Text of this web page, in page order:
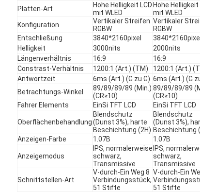
Produkte
Videos
Über uns
Fabrik-Ausflug
Treten Sie mit uns in Verbindung
Nachrichten
Jetzt Chatten
Platten-Art
Hohe Helligkeit LCD
mit WLED
Hohe Helligkeit LCD
mit WLED
Konfiguration
Vertikaler Streifen
RGBW
Vertikaler Streifen
RGBW
Entschließung
3840*2160pixel
3840*2160pixel
Helligkeit
3000nits
2000nits
Längenverhältnis
16:9
16:9
Constrast-Verhältnis
1200:1 (Art.) (TM)
1200:1 (Art.) (TM)
Antwortzeit
6ms (Art.) (G zu G) 6ms (Art.) (G zu G)
Betrachtungs-Winkel
89/89/89/89 (Min.)
(CR≥10)
89/89/89/89 (Min.)
(CR≥10)
Fahrer Elements
EinSi TFT LCD EinSi TFT LCD
Oberflächenbehandlung
Blendschutz
(Dunst 3%), harte
Beschichtung (2H)
Blendschutz
(Dunst 3%), harte
Beschichtung (2H)
Anzeigen-Farbe
1.07B 1.07B
Anzeigemodus
IPS, normalerweise
schwarz,
Transmissive
IPS, normalerweise
schwarz,
Transmissive
Schnittstellen-Art
V-durch-Ein Weg 8
Verbindungsstück,
51 Stifte
V-durch-Ein Weg 8
Verbindungsstück,
51 Stifte